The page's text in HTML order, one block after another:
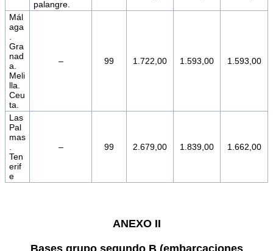
palangre.
Mál
aga
.
Gra
nad
a.
Meli
lla.
Ceu
ta.
– 99 1.722,00 1.593,00 1.593,00
Las
Pal
mas
.
Ten
erif
e
– 99 2.679,00 1.839,00 1.662,00
ANEXO II
Bases grupo segundo B (embarcaciones